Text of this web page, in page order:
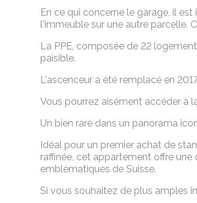
En ce qui concerne le garage, il
l'immeuble sur une autre parcelle.
La PPE, composée de 22
paisible.
L'ascenceur a été remplacé en
Vous pourrez aisément accéder à
Un bien rare dans un panorama
Idéal pour un premier achat de
raffinée, cet appartement offre une
emblématiques de Suisse.
Si vous souhaitez de plus amples